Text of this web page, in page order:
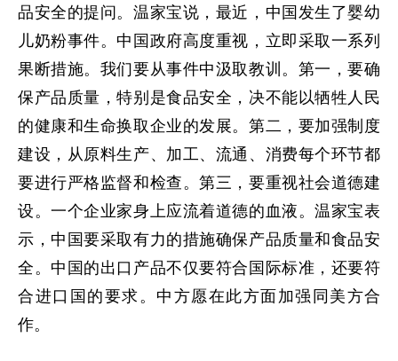
品安全的提问。温家宝说，最近，中国发生了婴幼
儿奶粉事件。中国政府高度重视，立即采取一系列
果断措施。我们要从事件中汲取教训。第一，要确
保产品质量，特别是食品安全，决不能以牺牲人民
的健康和生命换取企业的发展。第二，要加强制度
建设，从原料生产、加工、流通、消费每个环节都
要进行严格监督和检查。第三，要重视社会道德建
设。一个企业家身上应流着道德的血液。温家宝表
示，中国要采取有力的措施确保产品质量和食品安
全。中国的出口产品不仅要符合国际标准，还要符
合进口国的要求。中方愿在此方面加强同美方合
作。